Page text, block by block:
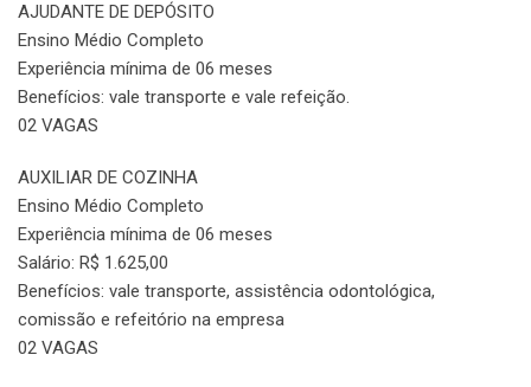
AJUDANTE DE DEPÓSITO
Ensino Médio Completo
Experiência mínima de 06 meses
Benefícios: vale transporte e vale refeição.
02 VAGAS
AUXILIAR DE COZINHA
Ensino Médio Completo
Experiência mínima de 06 meses
Salário: R$ 1.625,00
Benefícios: vale transporte, assistência odontológica,
comissão e refeitório na empresa
02 VAGAS